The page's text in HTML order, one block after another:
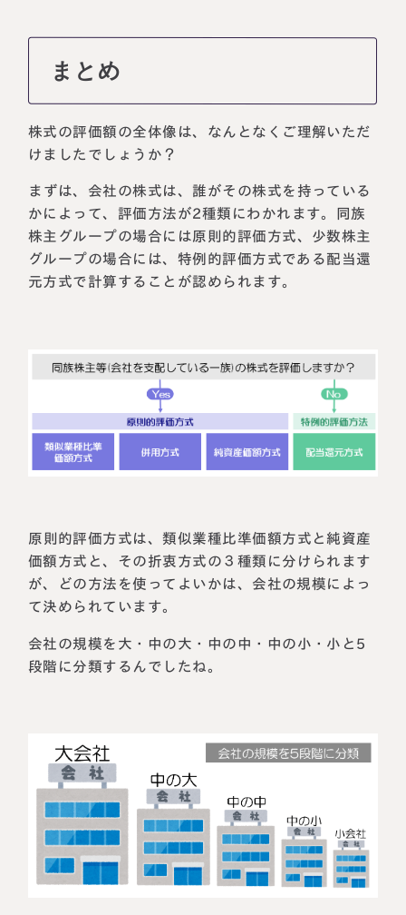
まとめ
株式の評価額の全体像は、なんとなくご理解いただ
けましたでしょうか？
まずは、会社の株式は、誰がその株式を持っている
かによって、評価方法が2種類にわかれます。同族
株主グループの場合には原則的評価方式、少数株主
グループの場合には、特例的評価方式である配当還
元方式で計算することが認められます。
原則的評価方式は、類似業種比準価額方式と純資産
価額方式と、その折衷方式の３種類に分けられます
が、どの方法を使ってよいかは、会社の規模によっ
て決められています。
会社の規模を大・中の大・中の中・中の小・小と5
段階に分類するんでしたね。